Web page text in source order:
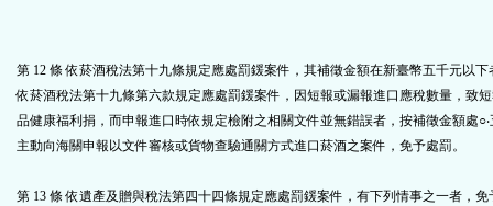
第 12 條 依菸酒稅法第十九條規定應處罰鍰案件，其補徵金額在新臺幣五千元以
依菸酒稅法第十九條第六款規定應處罰鍰案件，因短報或漏報進口應稅數量，致
品健康福利捐，而申報進口時依規定檢附之相關文件並無錯誤者，按補徵金額處
主動向海關申報以文件審核或貨物查驗通關方式進口菸酒之案件，免予處罰。
第 13 條 依遺產及贈與稅法第四十四條規定應處罰鍰案件，有下列情事之一者，免